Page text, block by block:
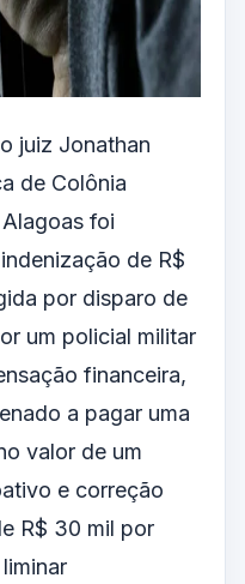
juiz Jonathan
de Colônia
foi
de R$
por disparo de
um policial militar
financeira,
a pagar uma
valor de um
e correção
R$ 30 mil por